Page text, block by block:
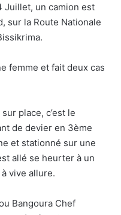
Juillet, un camion est
sur la Route Nationale
femme et fait deux cas
place, c’est le
de devier en 3ème
et stationné sur une
allé se heurter à un
vive allure.
Bangoura Chef